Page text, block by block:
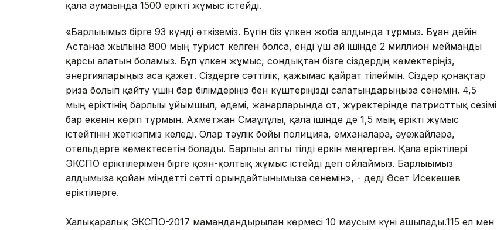
қала аумағында 1500 ерікті жұмыс істейді.
«Барлығымыз бірге 93 күнді өткіземіз. Бүгін біз үлкен жоба алдында тұрмыз. Бұған дейін
Астанаға жылына 800 мың турист келген болса, енді үш ай ішінде 2 миллион мейманды
қарсы алатын боламыз. Бұл үлкен жұмыс, сондықтан бізге сіздердің көмектеріңіз,
энергияларыңыз аса қажет. Сіздерге сәттілік, қажымас қайрат тілеймін. Сіздер қонақтар
риза болып қайту үшін бар білімдеріңіз бен күштеріңізді салатындарыңызға сенемін. 4,5
мың еріктінің барлығы ұйымшыл, әдемі, жанарларында от, жүректерінде патриоттық сезімі
бар екенін көріп тұрмын. Ахметжан Смағұлұлы, қала ішінде де 1,5 мың ерікті жұмыс
істейтінін жеткізгіміз келеді. Олар тәулік бойы полицияға, емханаларға, әуежайларға,
отельдерге көмектесетін болады. Барлығы алты тілді еркін меңгерген. Қала еріктілері
ЭКСПО еріктілерімен бірге қоян-қолтық жұмыс істейді деп ойлаймыз. Барлығымыз
алдымызға қойған міндетті сәтті орындайтынымызға сенемін», - деді Әсет Исекешев
еріктілерге.
Халықаралық ЭКСПО-2017 мамандандырылған көрмесі 10 маусым күні ашылады.115 ел мен